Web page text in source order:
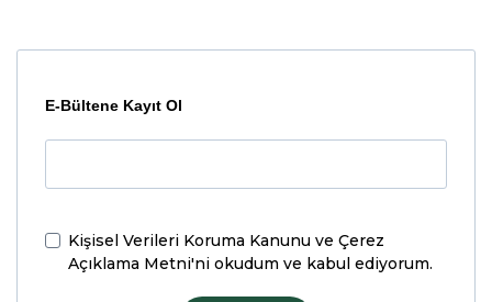
E-Bültene Kayıt Ol
Kişisel Verileri Koruma Kanunu ve Çerez
Açıklama Metni'ni okudum ve kabul ediyorum.